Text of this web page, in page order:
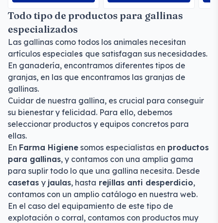
Todo tipo de productos para gallinas
especializados
Las gallinas como todos los animales necesitan
artículos especiales que satisfagan sus necesidades.
En ganadería, encontramos diferentes tipos de
granjas, en las que encontramos las granjas de
gallinas.
Cuidar de nuestra gallina, es crucial para conseguir
su bienestar y felicidad. Para ello, debemos
seleccionar productos y equipos concretos para
ellas.
En Farma Higiene somos especialistas en productos
para gallinas, y contamos con una amplia gama
para suplir todo lo que una gallina necesita. Desde
casetas y jaulas, hasta rejillas anti desperdicio,
contamos con un amplio catálogo en nuestra web.
En el caso del equipamiento de este tipo de
explotación o corral, contamos con productos muy